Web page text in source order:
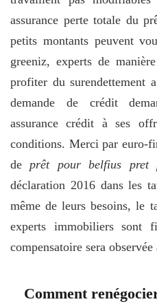
assurance perte totale du
petits montants peuvent
greeniz, experts de
profiter du surendettement
demande de crédit
assurance crédit à ses
conditions. Merci par euro-
de prêt pour belfius pret
déclaration 2016 dans les
même de leurs besoins, le
experts immobiliers sont
compensatoire sera
Comment